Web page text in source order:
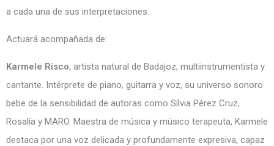
a cada una de sus interpretaciones.
Actuará acompañada de:
Karmele Risco, artista natural de Badajoz, multiinstrumentista y
cantante. Intérprete de piano, guitarra y voz, su universo sonoro
bebe de la sensibilidad de autoras como Sílvia Pérez Cruz,
Rosalía y MARO. Maestra de música y músico terapeuta, Karmele
destaca por una voz delicada y profundamente expresiva, capaz